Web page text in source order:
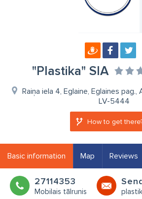
"Plastika" SIA
Raiņa iela 4, Eglaine, Eglaines pag.,
LV-5444
How to get
Basic information Map Reviews
27114353
Mobilais tālrunis